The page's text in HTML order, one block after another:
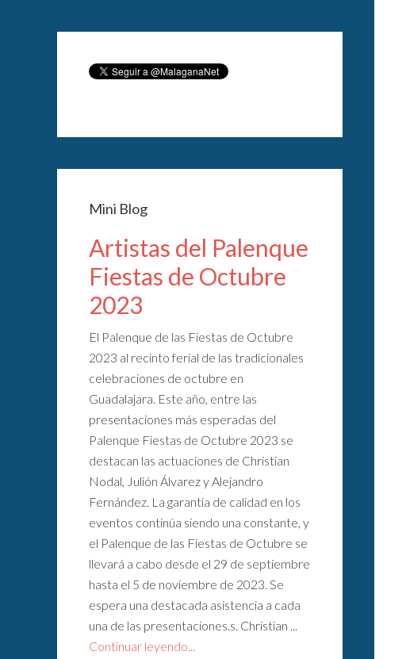
Mini Blog
Artistas del Palenque
Fiestas de Octubre
2023
El Palenque de las Fiestas de Octubre
2023 al recinto ferial de las tradicionales
celebraciones de octubre en
Guadalajara. Este año, entre las
presentaciones más esperadas del
Palenque Fiestas de Octubre 2023 se
destacan las actuaciones de Christian
Nodal, Julión Álvarez y Alejandro
Fernández. La garantía de calidad en los
eventos continúa siendo una constante, y
el Palenque de las Fiestas de Octubre se
llevará a cabo desde el 29 de septiembre
hasta el 5 de noviembre de 2023. Se
espera una destacada asistencia a cada
una de las presentaciones.s. Christian ...
Continuar leyendo...